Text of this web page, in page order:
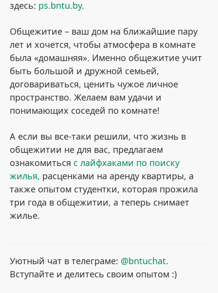
здесь: ps.bntu.by.
Общежитие – ваш дом на ближайшие пару
лет и хочется, чтобы атмосфера в комнате
была «домашняя». Именно общежитие учит
быть большой и дружной семьей,
договариваться, ценить чужое личное
пространство. Желаем вам удачи и
понимающих соседей по комнате!
А если вы все-таки решили, что жизнь в
общежитии не для вас, предлагаем
ознакомиться с лайфхаками по поиску
жилья, расценками на аренду квартиры, а
также опытом студентки, которая прожила
три года в общежитии, а теперь снимает
жилье.
Уютный чат в телеграме: @bntuchat.
Вступайте и делитесь своим опытом :)